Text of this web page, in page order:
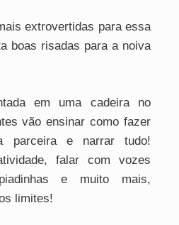
extrovertidas para essa
boas risadas para a noiva
em uma cadeira no
vão ensinar como fazer
parceira e narrar tudo!
falar com vozes
e muito mais,
limites!